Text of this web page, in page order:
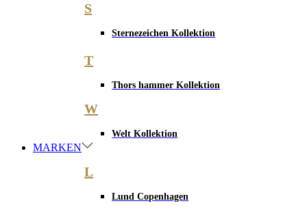
S
Sternezeichen Kollektion
T
Thors hammer Kollektion
W
Welt Kollektion
MARKEN
L
Lund Copenhagen